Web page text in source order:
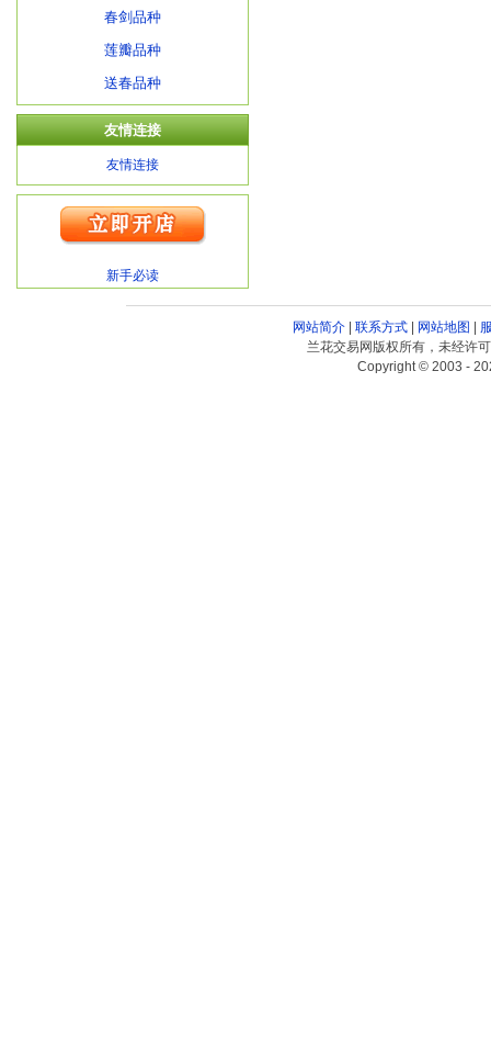
春剑品种
莲瓣品种
送春品种
友情连接
友情连接
新手必读
网站简介| 联系方式| 网站地图 |
兰花交易网版权所有，未经许
Copyright © 2003 -